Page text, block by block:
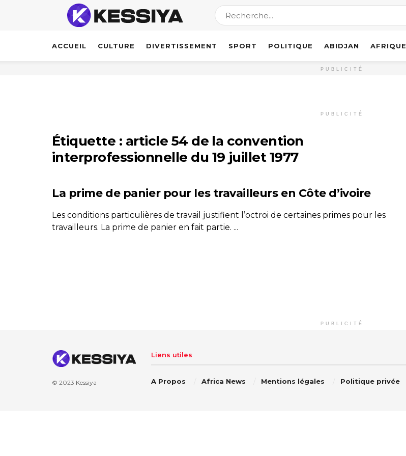
ACCUEIL CULTURE DIVERTISSEMENT SPORT POLITIQUE ABIDJAN AFRIQUE
PUBLICITÉ
PUBLICITÉ
Étiquette : article 54 de la convention
interprofessionnelle du 19 juillet 1977
La prime de panier pour les travailleurs en Côte d’ivoire
Les conditions particulières de travail justifient l’octroi de certaines primes pour les
travailleurs. La prime de panier en fait partie. ...
PUBLICITÉ
© 2023 Kessiya
Liens utiles
A Propos Africa News Mentions légales Politique privée